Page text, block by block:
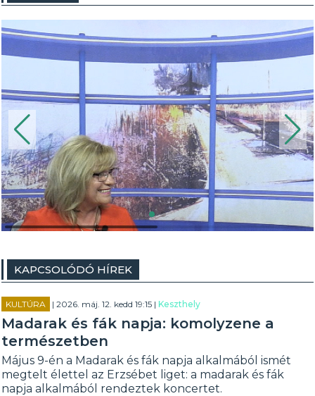
KAPCSOLÓDÓ HÍREK
KULTÚRA | 2026. máj. 12. kedd 19:15 |Keszthely
Madarak és fák napja: komolyzene a
természetben
Május 9-én a Madarak és fák napja alkalmából ismét
megtelt élettel az Erzsébet liget: a madarak és fák
napja alkalmából rendeztek koncertet.